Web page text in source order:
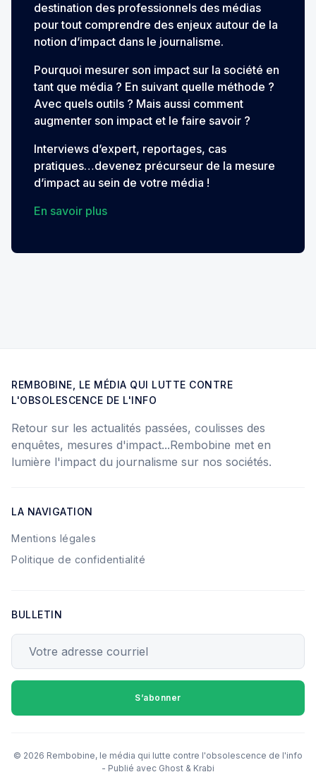
destination des professionnels des médias
pour tout comprendre des enjeux autour de la
notion d’impact dans le journalisme.
Pourquoi mesurer son impact sur la société en
tant que média ? En suivant quelle méthode ?
Avec quels outils ? Mais aussi comment
augmenter son impact et le faire savoir ?
Interviews d’expert, reportages, cas
pratiques…devenez précurseur de la mesure
d’impact au sein de votre média !
En savoir plus
REMBOBINE, LE MÉDIA QUI LUTTE CONTRE
L'OBSOLESCENCE DE L'INFO
Retour sur les actualités passées, coulisses des
enquêtes, mesures d'impact...Rembobine met en
lumière l'impact du journalisme sur nos sociétés.
LA NAVIGATION
Mentions légales
Politique de confidentialité
BULLETIN
S’abonner
© 2026 Rembobine, le média qui lutte contre l'obsolescence de l'info
- Publié avec Ghost & Krabi